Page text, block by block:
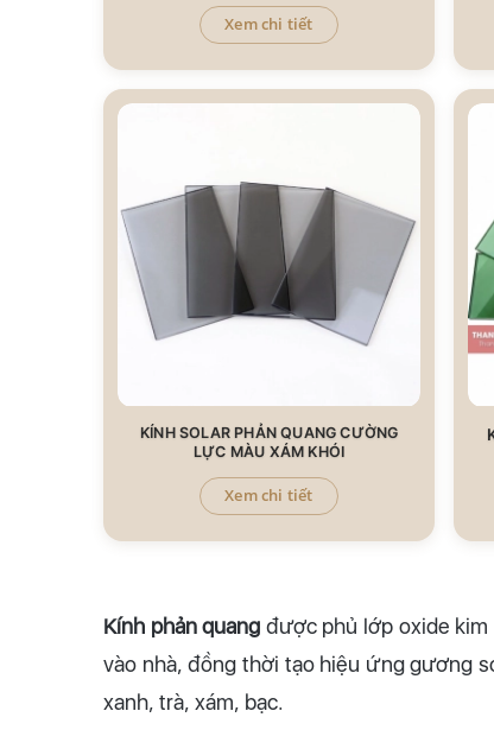
Xem chi tiết
KÍNH SOLAR PHẢN QUANG CƯỜNG
LỰC MÀU XÁM KHÓI
Xem chi tiết
Kính phản quang được phủ lớp oxide kim
vào nhà, đồng thời tạo hiệu ứng gương
xanh, trà, xám, bạc.